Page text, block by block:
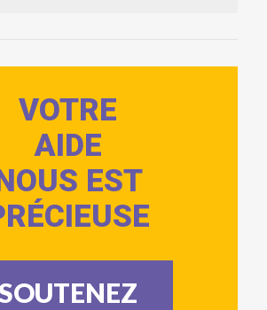
VOTRE
AIDE
EST